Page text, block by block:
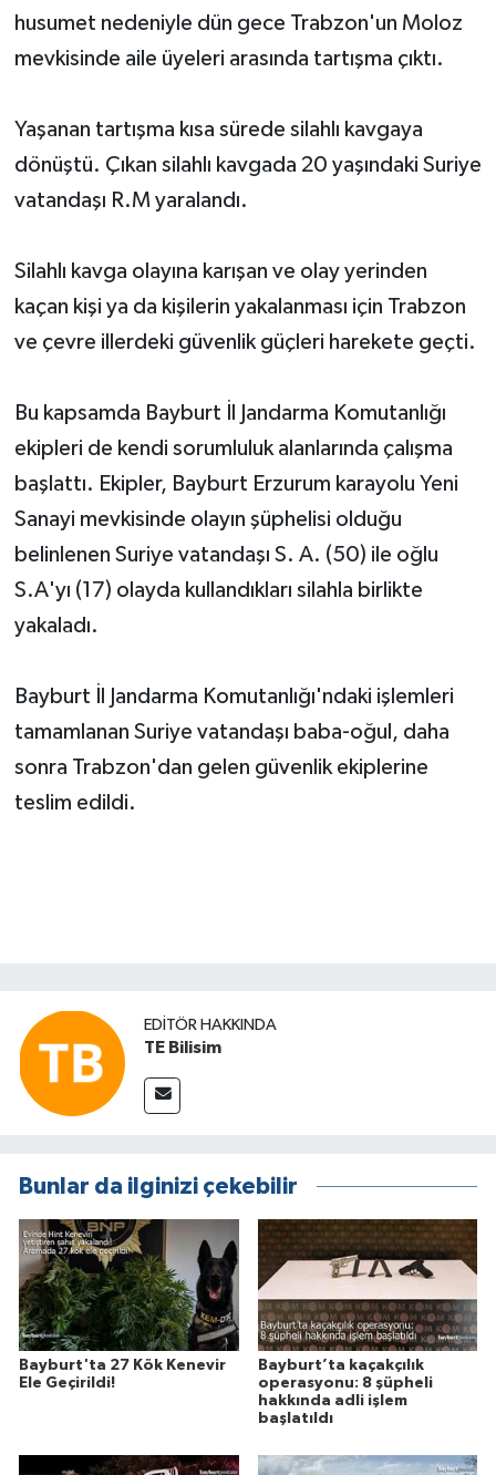
husumet nedeniyle dün gece Trabzon'un Moloz
mevkisinde aile üyeleri arasında tartışma çıktı.
Yaşanan tartışma kısa sürede silahlı kavgaya
dönüştü. Çıkan silahlı kavgada 20 yaşındaki Suriye
vatandaşı R.M yaralandı.
Silahlı kavga olayına karışan ve olay yerinden
kaçan kişi ya da kişilerin yakalanması için Trabzon
ve çevre illerdeki güvenlik güçleri harekete geçti.
Bu kapsamda Bayburt İl Jandarma Komutanlığı
ekipleri de kendi sorumluluk alanlarında çalışma
başlattı. Ekipler, Bayburt Erzurum karayolu Yeni
Sanayi mevkisinde olayın şüphelisi olduğu
belinlenen Suriye vatandaşı S. A. (50) ile oğlu
S.A'yı (17) olayda kullandıkları silahla birlikte
yakaladı.
Bayburt İl Jandarma Komutanlığı'ndaki işlemleri
tamamlanan Suriye vatandaşı baba-oğul, daha
sonra Trabzon'dan gelen güvenlik ekiplerine
teslim edildi.
EDITÖR HAKKINDA
TE Bilisim
Bunlar da ilginizi çekebilir
Bayburt'ta 27 Kök Kenevir
Ele Geçirildi!
Bayburt’ta kaçakçılık
operasyonu: 8 şüpheli
hakkında adli işlem
başlatıldı